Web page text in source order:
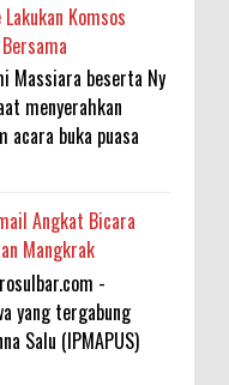
Komsos
Massiara beserta Ny
menyerahkan
acara buka puasa
Angkat Bicara
Mangkrak
-
yang tergabung
Salu (IPMAPUS)